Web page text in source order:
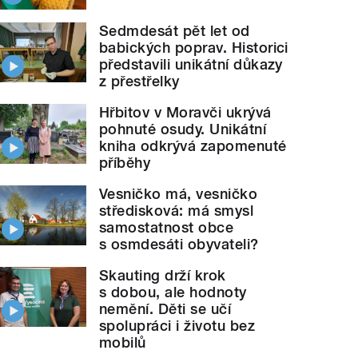
Sedmdesát pět let od
babických poprav. Historici
představili unikátní důkazy
z přestřelky
Hřbitov v Moravči ukrývá
pohnuté osudy. Unikátní
kniha odkrývá zapomenuté
příběhy
Vesničko má, vesničko
středisková: má smysl
samostatnost obce
s osmdesáti obyvateli?
Skauting drží krok
s dobou, ale hodnoty
nemění. Děti se učí
spolupráci i životu bez
mobilů